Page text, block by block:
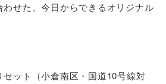
せた、今日からできるオリジナル
セット（小倉南区・国道10号線対